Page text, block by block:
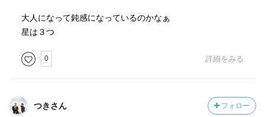
大人になって鈍感になっているのかなぁ
星は３つ
0 詳細をみる
つきさん フォロー